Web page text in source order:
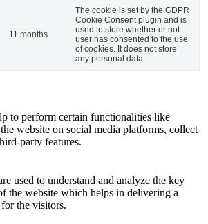
11 months
The cookie is set by the GDPR
Cookie Consent plugin and is
used to store whether or not
user has consented to the use
of cookies. It does not store
any personal data.
to perform certain functionalities like
website on social media platforms, collect
party features.
used to understand and analyze the key
the website which helps in delivering a
the visitors.